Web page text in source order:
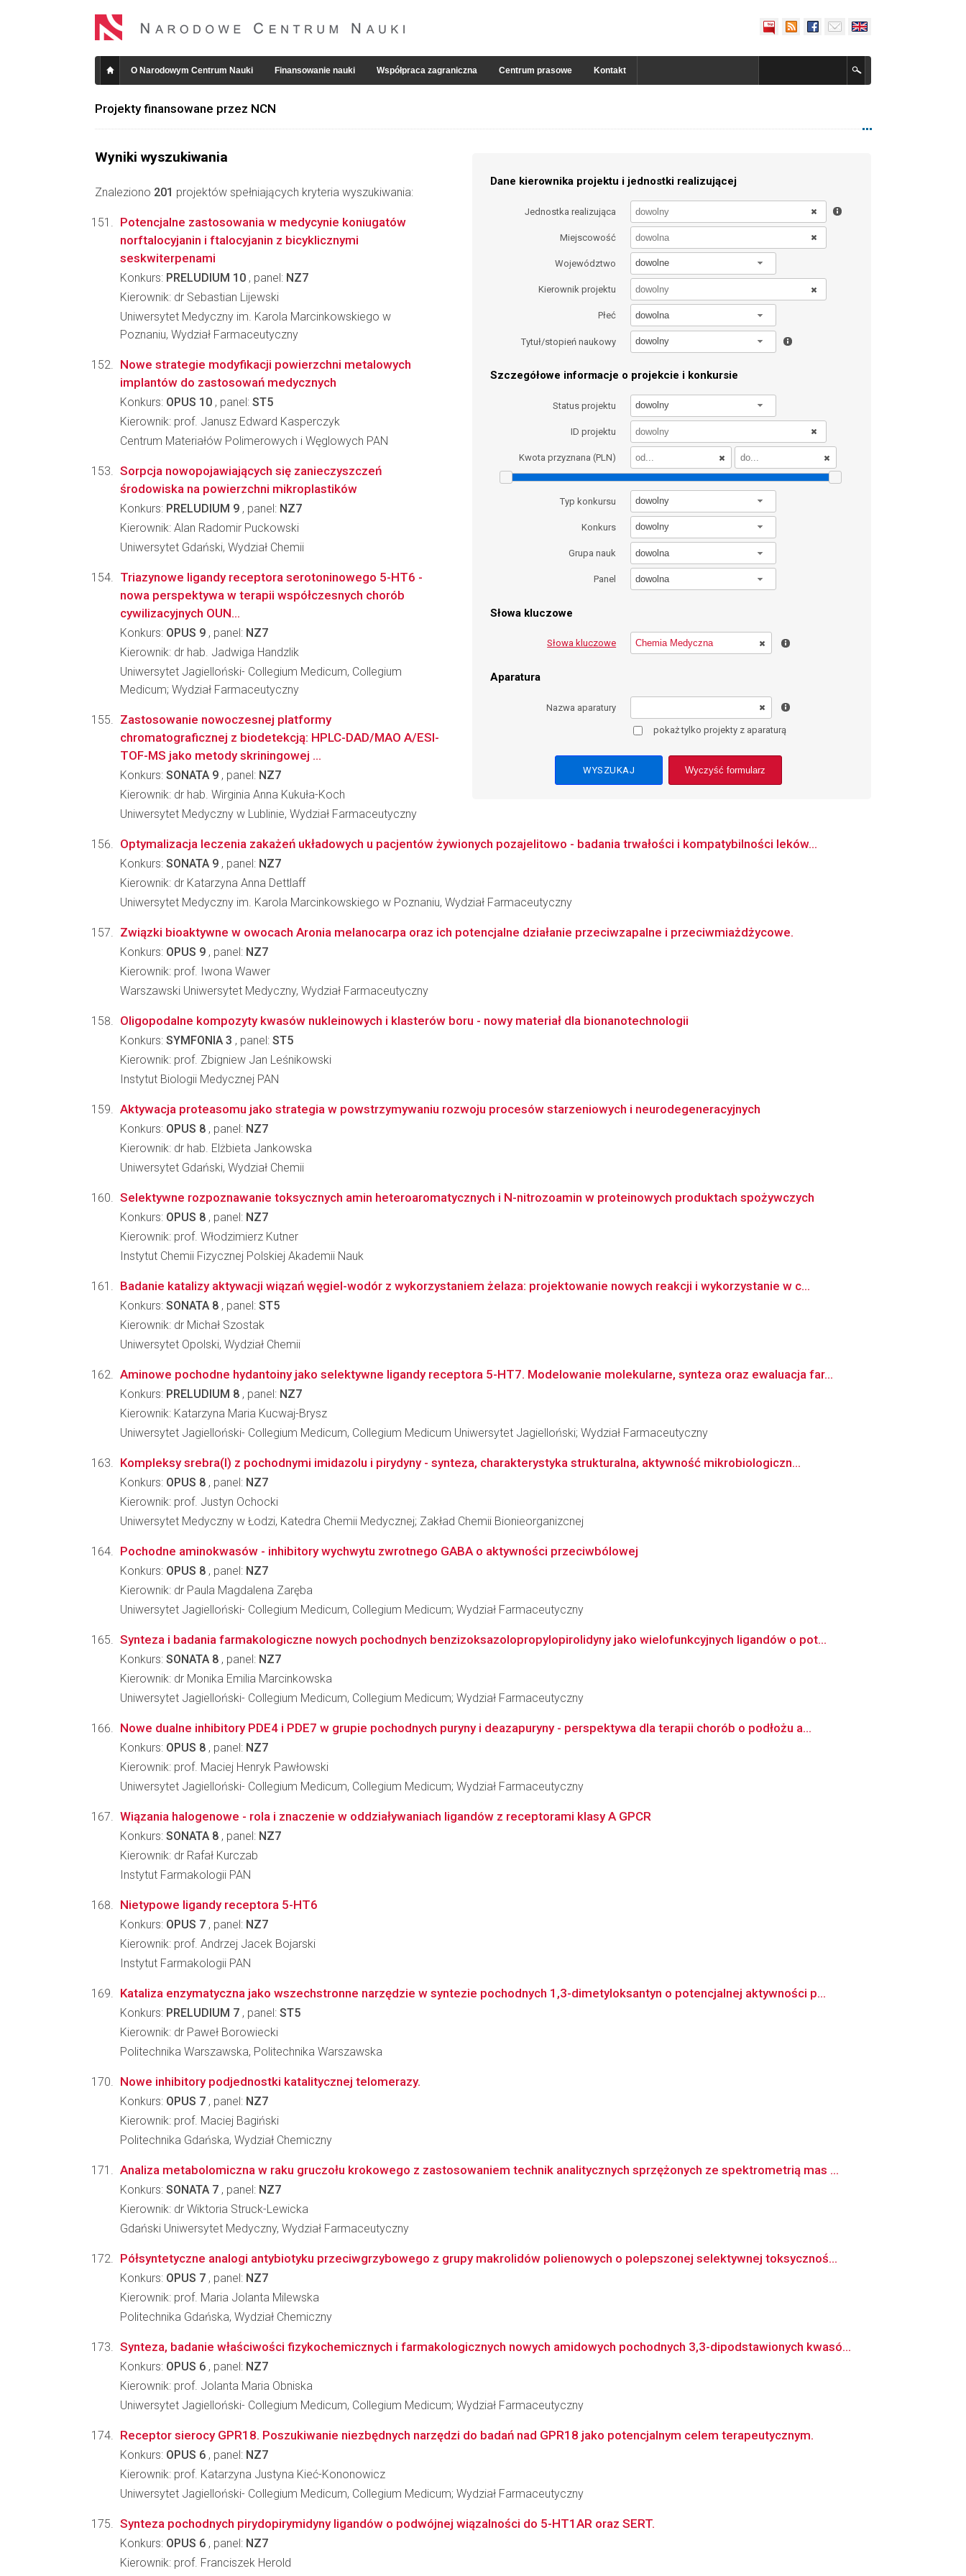
O Narodowym Centrum Nauki Finansowanie nauki Współpraca zagraniczna Centrum prasowe Kontakt
Projekty finansowane przez NCN
Wyniki wyszukiwania
Znaleziono 201 projektów spełniających kryteria wyszukiwania:
Dane kierownika projektu i jednostki realizującej
Jednostka realizująca
Miejscowość
Województwo dowolne
Kierownik projektu
Płeć dowolna
Tytuł/stopień naukowy dowolny
Szczegółowe informacje o projekcie i konkursie
Status projektu dowolny
ID projektu
Kwota przyznana (PLN)
Typ konkursu dowolny
Konkurs dowolny
Grupa nauk dowolna
Panel dowolna
Słowa kluczowe
Słowa kluczowe
Aparatura
Nazwa aparatury
pokaż tylko projekty z aparaturą
Wyczyść formularz
Potencjalne zastosowania w medycynie koniugatów
norftalocyjanin i ftalocyjanin z bicyklicznymi
seskwiterpenami
Konkurs: PRELUDIUM 10 , panel: NZ7
Kierownik: dr Sebastian Lijewski
Uniwersytet Medyczny im. Karola Marcinkowskiego w
Poznaniu, Wydział Farmaceutyczny
Nowe strategie modyfikacji powierzchni metalowych
implantów do zastosowań medycznych
Konkurs: OPUS 10 , panel: ST5
Kierownik: prof. Janusz Edward Kasperczyk
Centrum Materiałów Polimerowych i Węglowych PAN
Sorpcja nowopojawiających się zanieczyszczeń
środowiska na powierzchni mikroplastików
Konkurs: PRELUDIUM 9 , panel: NZ7
Kierownik: Alan Radomir Puckowski
Uniwersytet Gdański, Wydział Chemii
Triazynowe ligandy receptora serotoninowego 5-HT6 -
nowa perspektywa w terapii współczesnych chorób
cywilizacyjnych OUN...
Konkurs: OPUS 9 , panel: NZ7
Kierownik: dr hab. Jadwiga Handzlik
Uniwersytet Jagielloński- Collegium Medicum, Collegium
Medicum; Wydział Farmaceutyczny
Zastosowanie nowoczesnej platformy
chromatograficznej z biodetekcją: HPLC-DAD/MAO A/ESI-
TOF-MS jako metody skriningowej ...
Konkurs: SONATA 9 , panel: NZ7
Kierownik: dr hab. Wirginia Anna Kukuła-Koch
Uniwersytet Medyczny w Lublinie, Wydział Farmaceutyczny
Optymalizacja leczenia zakażeń układowych u pacjentów żywionych pozajelitowo - badania trwałości i kompatybilności leków...
Konkurs: SONATA 9 , panel: NZ7
Kierownik: dr Katarzyna Anna Dettlaff
Uniwersytet Medyczny im. Karola Marcinkowskiego w Poznaniu, Wydział Farmaceutyczny
Związki bioaktywne w owocach Aronia melanocarpa oraz ich potencjalne działanie przeciwzapalne i przeciwmiażdżycowe.
Konkurs: OPUS 9 , panel: NZ7
Kierownik: prof. Iwona Wawer
Warszawski Uniwersytet Medyczny, Wydział Farmaceutyczny
Oligopodalne kompozyty kwasów nukleinowych i klasterów boru - nowy materiał dla bionanotechnologii
Konkurs: SYMFONIA 3 , panel: ST5
Kierownik: prof. Zbigniew Jan Leśnikowski
Instytut Biologii Medycznej PAN
Aktywacja proteasomu jako strategia w powstrzymywaniu rozwoju procesów starzeniowych i neurodegeneracyjnych
Konkurs: OPUS 8 , panel: NZ7
Kierownik: dr hab. Elżbieta Jankowska
Uniwersytet Gdański, Wydział Chemii
Selektywne rozpoznawanie toksycznych amin heteroaromatycznych i N-nitrozoamin w proteinowych produktach spożywczych
Konkurs: OPUS 8 , panel: NZ7
Kierownik: prof. Włodzimierz Kutner
Instytut Chemii Fizycznej Polskiej Akademii Nauk
Badanie katalizy aktywacji wiązań węgiel-wodór z wykorzystaniem żelaza: projektowanie nowych reakcji i wykorzystanie w c...
Konkurs: SONATA 8 , panel: ST5
Kierownik: dr Michał Szostak
Uniwersytet Opolski, Wydział Chemii
Aminowe pochodne hydantoiny jako selektywne ligandy receptora 5-HT7. Modelowanie molekularne, synteza oraz ewaluacja far...
Konkurs: PRELUDIUM 8 , panel: NZ7
Kierownik: Katarzyna Maria Kucwaj-Brysz
Uniwersytet Jagielloński- Collegium Medicum, Collegium Medicum Uniwersytet Jagielloński; Wydział Farmaceutyczny
Kompleksy srebra(I) z pochodnymi imidazolu i pirydyny - synteza, charakterystyka strukturalna, aktywność mikrobiologiczn...
Konkurs: OPUS 8 , panel: NZ7
Kierownik: prof. Justyn Ochocki
Uniwersytet Medyczny w Łodzi, Katedra Chemii Medycznej; Zakład Chemii Bionieorganizcnej
Pochodne aminokwasów - inhibitory wychwytu zwrotnego GABA o aktywności przeciwbólowej
Konkurs: OPUS 8 , panel: NZ7
Kierownik: dr Paula Magdalena Zaręba
Uniwersytet Jagielloński- Collegium Medicum, Collegium Medicum; Wydział Farmaceutyczny
Synteza i badania farmakologiczne nowych pochodnych benzizoksazolopropylopirolidyny jako wielofunkcyjnych ligandów o pot...
Konkurs: SONATA 8 , panel: NZ7
Kierownik: dr Monika Emilia Marcinkowska
Uniwersytet Jagielloński- Collegium Medicum, Collegium Medicum; Wydział Farmaceutyczny
Nowe dualne inhibitory PDE4 i PDE7 w grupie pochodnych puryny i deazapuryny - perspektywa dla terapii chorób o podłożu a...
Konkurs: OPUS 8 , panel: NZ7
Kierownik: prof. Maciej Henryk Pawłowski
Uniwersytet Jagielloński- Collegium Medicum, Collegium Medicum; Wydział Farmaceutyczny
Wiązania halogenowe - rola i znaczenie w oddziaływaniach ligandów z receptorami klasy A GPCR
Konkurs: SONATA 8 , panel: NZ7
Kierownik: dr Rafał Kurczab
Instytut Farmakologii PAN
Nietypowe ligandy receptora 5-HT6
Konkurs: OPUS 7 , panel: NZ7
Kierownik: prof. Andrzej Jacek Bojarski
Instytut Farmakologii PAN
Kataliza enzymatyczna jako wszechstronne narzędzie w syntezie pochodnych 1,3-dimetyloksantyn o potencjalnej aktywności p...
Konkurs: PRELUDIUM 7 , panel: ST5
Kierownik: dr Paweł Borowiecki
Politechnika Warszawska, Politechnika Warszawska
Nowe inhibitory podjednostki katalitycznej telomerazy.
Konkurs: OPUS 7 , panel: NZ7
Kierownik: prof. Maciej Bagiński
Politechnika Gdańska, Wydział Chemiczny
Analiza metabolomiczna w raku gruczołu krokowego z zastosowaniem technik analitycznych sprzężonych ze spektrometrią mas ...
Konkurs: SONATA 7 , panel: NZ7
Kierownik: dr Wiktoria Struck-Lewicka
Gdański Uniwersytet Medyczny, Wydział Farmaceutyczny
Półsyntetyczne analogi antybiotyku przeciwgrzybowego z grupy makrolidów polienowych o polepszonej selektywnej toksycznoś...
Konkurs: OPUS 7 , panel: NZ7
Kierownik: prof. Maria Jolanta Milewska
Politechnika Gdańska, Wydział Chemiczny
Synteza, badanie właściwości fizykochemicznych i farmakologicznych nowych amidowych pochodnych 3,3-dipodstawionych kwasó...
Konkurs: OPUS 6 , panel: NZ7
Kierownik: prof. Jolanta Maria Obniska
Uniwersytet Jagielloński- Collegium Medicum, Collegium Medicum; Wydział Farmaceutyczny
Receptor sierocy GPR18. Poszukiwanie niezbędnych narzędzi do badań nad GPR18 jako potencjalnym celem terapeutycznym.
Konkurs: OPUS 6 , panel: NZ7
Kierownik: prof. Katarzyna Justyna Kieć-Kononowicz
Uniwersytet Jagielloński- Collegium Medicum, Collegium Medicum; Wydział Farmaceutyczny
Synteza pochodnych pirydopirymidyny ligandów o podwójnej wiązalności do 5-HT1AR oraz SERT.
Konkurs: OPUS 6 , panel: NZ7
Kierownik: prof. Franciszek Herold